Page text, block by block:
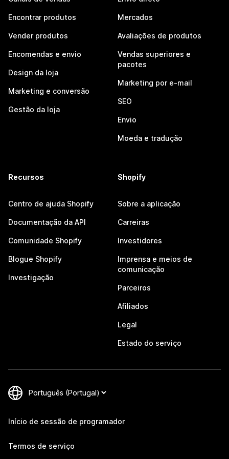
Encontrar produtos
Vender produtos
Encomendas e envio
Design da loja
Marketing e conversão
Gestão da loja
Mercados
Avaliações de produtos
Vendas superiores e
pacotes
Marketing por e-mail
SEO
Envio
Moeda e tradução
Recursos
Centro de ajuda Shopify
Documentação da API
Comunidade Shopify
Blogue Shopify
Investigação
Shopify
Sobre a aplicação
Carreiras
Investidores
Imprensa e meios de
comunicação
Parceiros
Afiliados
Legal
Estado do serviço
Início de sessão de programador
Termos de serviço